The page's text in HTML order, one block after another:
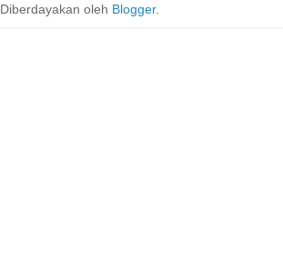
Diberdayakan oleh Blogger.